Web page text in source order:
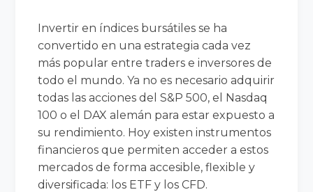
Invertir en índices bursátiles se ha
convertido en una estrategia cada vez
más popular entre traders e inversores de
todo el mundo. Ya no es necesario adquirir
todas las acciones del S&P 500, el Nasdaq
100 o el DAX alemán para estar expuesto a
su rendimiento. Hoy existen instrumentos
financieros que permiten acceder a estos
mercados de forma accesible, flexible y
diversificada: los ETF y los CFD.